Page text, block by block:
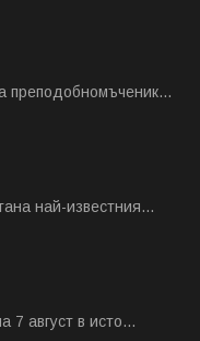
преподобномъченик...
най-известния...
7 август в исто...